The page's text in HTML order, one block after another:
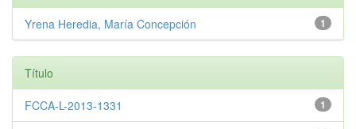
1
Yrena Heredia, María Concepción
Título
1
FCCA-L-2013-1331